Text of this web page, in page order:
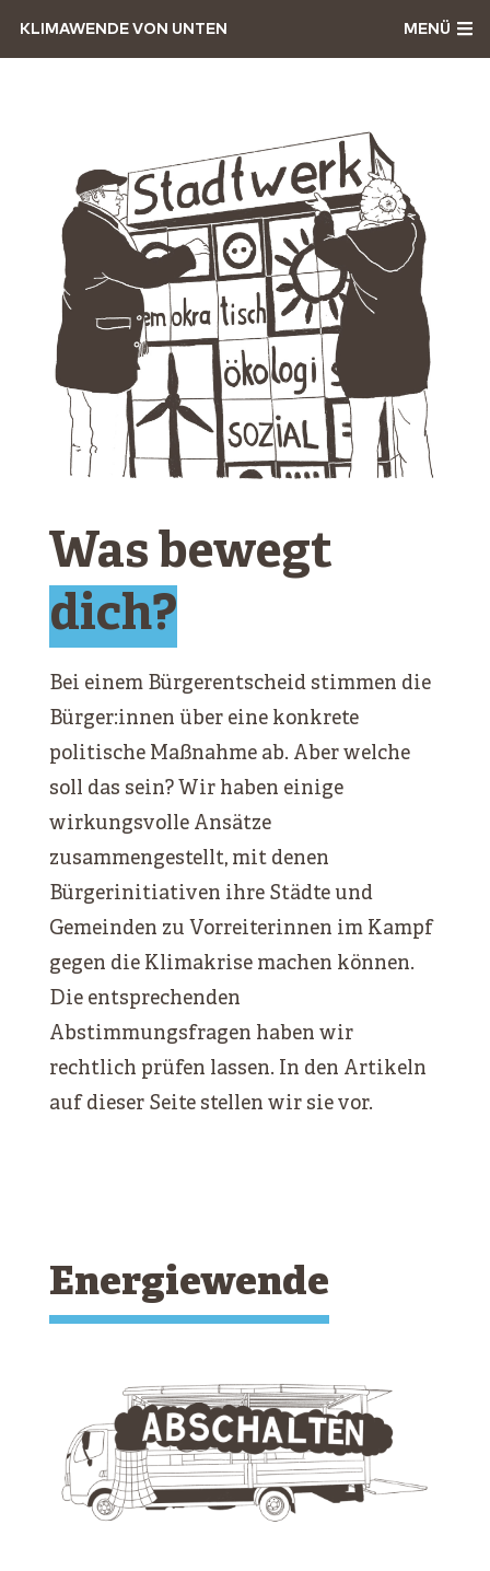
KLIMAWENDE VON UNTEN MENÜ
Was bewegt
dich?
Bei einem Bürgerentscheid stimmen die
Bürger:innen über eine konkrete
politische Maßnahme ab. Aber welche
soll das sein? Wir haben einige
wirkungsvolle Ansätze
zusammengestellt, mit denen
Bürgerinitiativen ihre Städte und
Gemeinden zu Vorreiterinnen im Kampf
gegen die Klimakrise machen können.
Die entsprechenden
Abstimmungsfragen haben wir
rechtlich prüfen lassen. In den Artikeln
auf dieser Seite stellen wir sie vor.
Energiewende